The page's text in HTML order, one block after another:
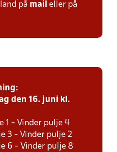
på mail eller på
den 16. juni kl.
1 - Vinder pulje 4
3 - Vinder pulje 2
6 - Vinder pulje 8